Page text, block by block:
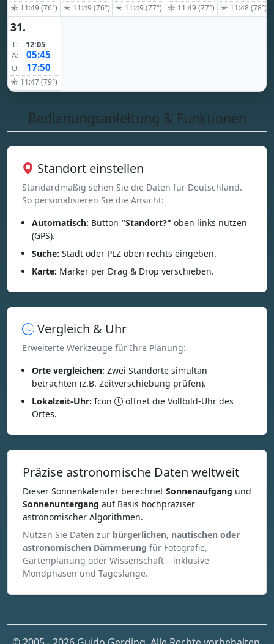
☀ 11:49 (76°) ☀ 11:49 (76°) ☀ 11:49 (77°) ☀ 11:49 (77°) ☀ 11:48 (78°)
31.
T:
12:05
A:
05:45
U: 17:50
☀ 11:47 (79°)
Bedienungsanleitung & Funktionen
Standort einstellen
Standardmäßig sehen Sie die Daten für Deutschland.
So personalisieren Sie die Ansicht:
Automatisch: Button "Standort?" oben links nutzen
(GPS).
Suche: Stadt oder PLZ oben rechts eingeben.
Karte: Marker per Drag & Drop verschieben.
Vergleich & Uhr
Erweiterte Werkzeuge für Ihre Planung:
Orte vergleichen: Zwei Standorte simultan
betrachten (z.B. Zeitverschiebung prüfen).
Lokalzeit-Uhr: Icon
öffnet die Vollbild-Uhr des
Ortes.
Präzise astronomische Daten weltweit
Dieser Sonnenkalender berechnet Sonnenaufgang und
Sonnenuntergang auf Basis hochpräziser
astronomischer Algorithmen.
Nutzen Sie Daten zur bürgerlichen, nautischen oder
astronomischen Dämmerung für Fotografie,
Gartenplanung oder Wissenschaft – inklusive
Mondphasen und Tageslänge.